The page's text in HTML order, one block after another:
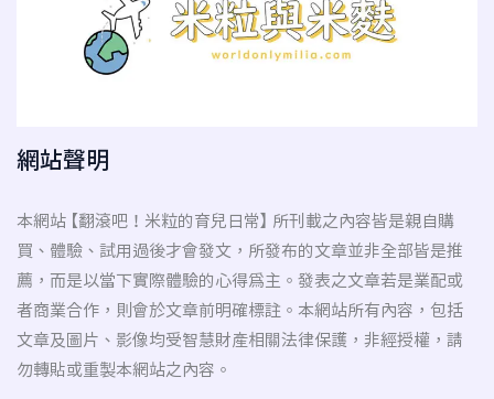
網站聲明
本網站 【翻滾吧！米粒的育兒日常】 所刊載之內容皆是親自購
買、體驗、試用過後才會發文，所發布的文章並非全部皆是推
薦，而是以當下實際體驗的心得為主。發表之文章若是業配或
者商業合作，則會於文章前明確標註。本網站所有內容，包括
文章及圖片、影像均受智慧財產相關法律保護，非經授權，請
勿轉貼或重製本網站之內容。